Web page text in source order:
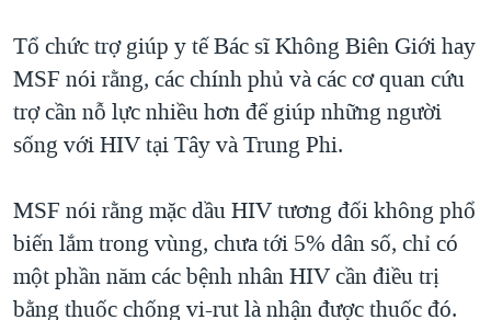
Tổ chức trợ giúp y tế Bác sĩ Không Biên Giới hay
MSF nói rằng, các chính phủ và các cơ quan cứu
trợ cần nỗ lực nhiều hơn để giúp những người
sống với HIV tại Tây và Trung Phi.
MSF nói rằng mặc dầu HIV tương đối không phổ
biến lắm trong vùng, chưa tới 5% dân số, chỉ có
một phần năm các bệnh nhân HIV cần điều trị
bằng thuốc chống vi-rut là nhận được thuốc đó.